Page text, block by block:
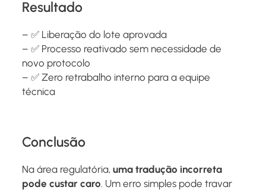
Resultado
– ✅ Liberação do lote aprovada
– ✅ Processo reativado sem necessidade de
novo protocolo
– ✅ Zero retrabalho interno para a equipe
técnica
Conclusão
Na área regulatória, uma tradução incorreta
pode custar caro . Um erro simples pode travar